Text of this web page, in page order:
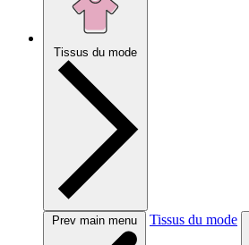
Tissus du mode
Prev main menu Tissus du mode